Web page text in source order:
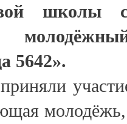
школы
5642».